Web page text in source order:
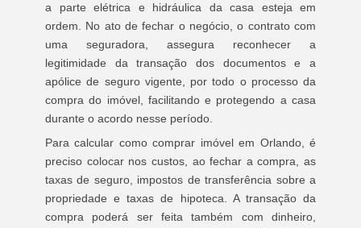
a parte elétrica e hidráulica da casa esteja em
ordem. No ato de fechar o negócio, o contrato com
uma seguradora, assegura reconhecer a
legitimidade da transação dos documentos e a
apólice de seguro vigente, por todo o processo da
compra do imóvel, facilitando e protegendo a casa
durante o acordo nesse período.
Para calcular como comprar imóvel em Orlando, é
preciso colocar nos custos, ao fechar a compra, as
taxas de seguro, impostos de transferência sobre a
propriedade e taxas de hipoteca. A transação da
compra poderá ser feita também com dinheiro,